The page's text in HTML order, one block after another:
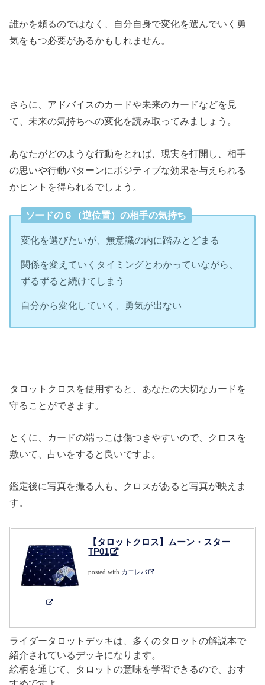
誰かを頼るのではなく、自分自身で変化を選んでいく勇
気をもつ必要があるかもしれません。
さらに、アドバイスのカードや未来のカードなどを見
て、未来の気持ちへの変化を読み取ってみましょう。
あなたがどのような行動をとれば、現実を打開し、相手
の思いや行動パターンにポジティブな効果を与えられる
かヒントを得られるでしょう。
ソードの６（逆位置）の相手の気持ち
変化を選びたいが、無意識の内に踏みとどまる
関係を変えていくタイミングとわかっていながら、
ずるずると続けてしまう
自分から変化していく、勇気が出ない
タロットクロスを使用すると、あなたの大切なカードを
守ることができます。
とくに、カードの端っこは傷つきやすいので、クロスを
敷いて、占いをすると良いですよ。
鑑定後に写真を撮る人も、クロスがあると写真が映えま
す。
【タロットクロス】ムーン・スター
TP01
posted with カエレバ
ライダータロットデッキは、多くのタロットの解説本で
紹介されているデッキになります。
絵柄を通じて、タロットの意味を学習できるので、おす